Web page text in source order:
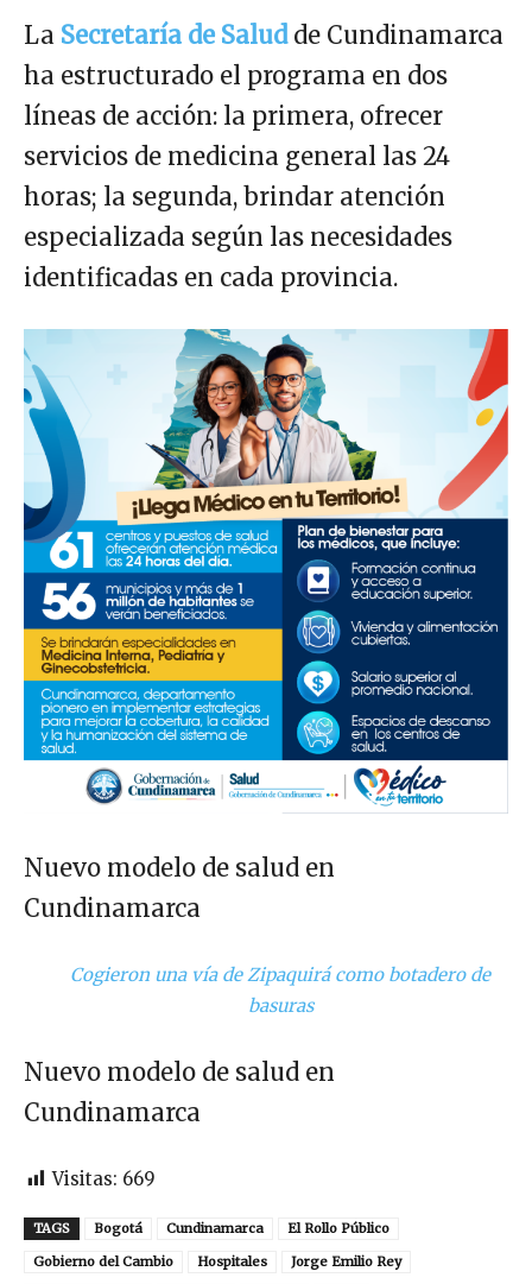
La Secretaría de Saludde Cundinamarca
ha estructurado el programa en dos
líneas de acción: la primera, ofrecer
servicios de medicina general las 24
horas; la segunda, brindar atención
especializada según las necesidades
identificadas en cada provincia.
Nuevo modelo de salud en
Cundinamarca
Cogieron una vía de Zipaquirá como botadero de
basuras
Nuevo modelo de salud en
Cundinamarca
Visitas: 669
TAGS Bogotá Cundinamarca
El Rollo Público
Gobierno del Cambio
Hospitales
Jorge Emilio Rey